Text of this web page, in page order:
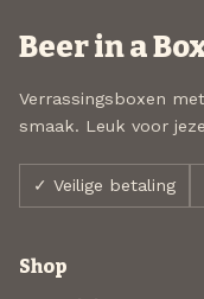
Beer in a
Verrassingsboxen
smaak. Leuk voor
✓ Veilige betaling
Shop